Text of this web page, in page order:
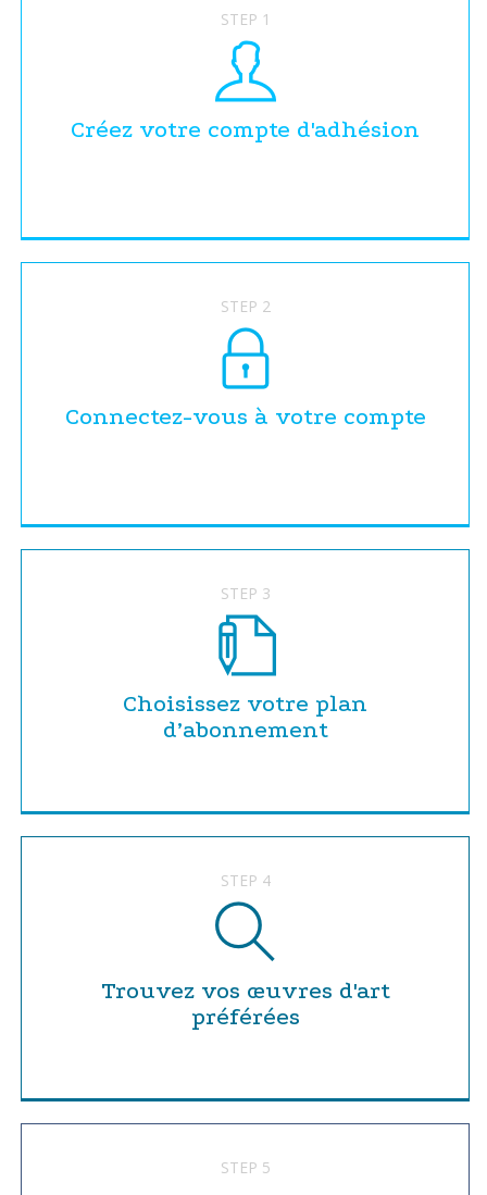
STEP 1
Créez votre compte d'adhésion
STEP 2
Connectez-vous à votre compte
STEP 3
Choisissez votre plan
d’abonnement
STEP 4
Trouvez vos œuvres d'art
préférées
STEP 5